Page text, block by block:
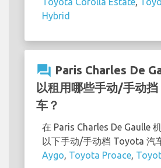
Hybrid
question_answer Paris Charles De
以租用哪些手动/手动
车？
在 Paris Charles De Gaulle
以下手动/手动档 Toyota 汽
Aygo Toyota Proace